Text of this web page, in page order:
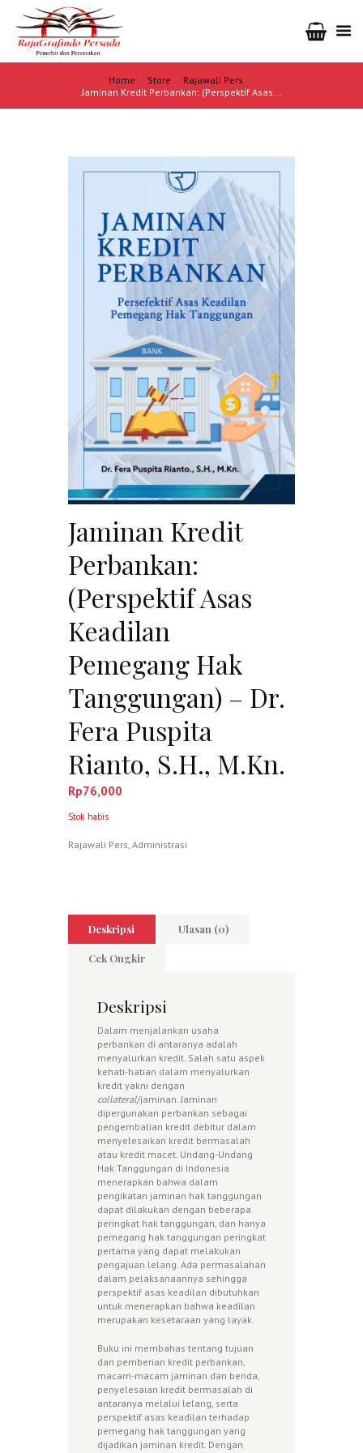
Home Store
Rajawali Pers
Jaminan Kredit Perbankan: (Perspektif Asas...
Jaminan Kredit
Perbankan:
(Perspektif Asas
Keadilan
Pemegang Hak
Tanggungan) – Dr.
Fera Puspita
Rianto, S.H., M.Kn.
Rp76,000
Stok habis
Rajawali Pers Administrasi
Deskripsi Ulasan (0)
Cek Ongkir
Deskripsi
Dalam menjalankan usaha
perbankan di antaranya adalah
menyalurkan kredit. Salah satu aspek
kehati-hatian dalam menyalurkan
kredit yakni dengan
collateral/jaminan. Jaminan
dipergunakan perbankan sebagai
pengembalian kredit debitur dalam
menyelesaikan kredit bermasalah
atau kredit macet. Undang-Undang
Hak Tanggungan di Indonesia
menerapkan bahwa dalam
pengikatan jaminan hak tanggungan
dapat dilakukan dengan beberapa
peringkat hak tanggungan, dan hanya
pemegang hak tanggungan peringkat
pertama yang dapat melakukan
pengajuan lelang. Ada permasalahan
dalam pelaksanaannya sehingga
perspektif asas keadilan dibutuhkan
untuk menerapkan bahwa keadilan
merupakan kesetaraan yang layak.
Buku ini membahas tentang tujuan
dan pemberian kredit perbankan,
macam-macam jaminan dan benda,
penyelesaian kredit bermasalah di
antaranya melalui lelang, serta
perspektif asas keadilan terhadap
pemegang hak tanggungan yang
dijadikan jaminan kredit. Dengan